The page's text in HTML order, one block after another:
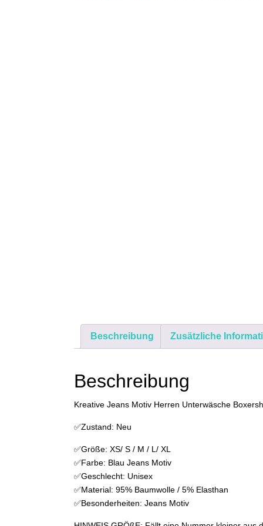
Beschreibung Zusätzliche
Beschreibung
Kreative Jeans Motiv Herren Unterwäsche
✅Zustand: Neu
✅Größe: XS/ S / M / L/ XL
✅Farbe: Blau Jeans Motiv
✅Geschlecht: Unisex
✅Material: 95% Baumwolle / 5% Elasthan
✅Besonderheiten: Jeans Motiv